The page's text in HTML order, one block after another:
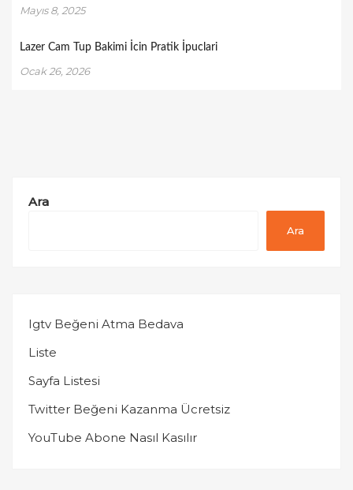
Mayıs 8, 2025
Lazer Cam Tup Bakimi İcin Pratik İpuclari
Ocak 26, 2026
Ara
Ara
Igtv Beğeni Atma Bedava
Liste
Sayfa Listesi
Twitter Beğeni Kazanma Ücretsiz
YouTube Abone Nasıl Kasılır